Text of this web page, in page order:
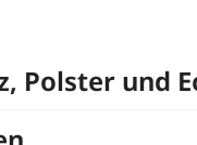
Polster und